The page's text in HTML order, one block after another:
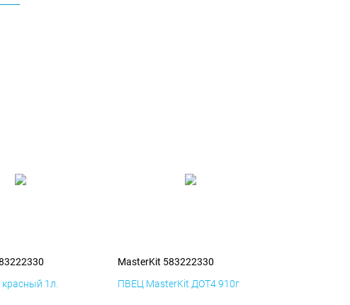
1л.
MasterKit 583222330
ПВЕЦ MasterKit ДОТ4 910г